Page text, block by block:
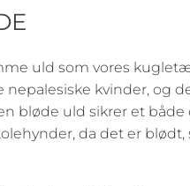
uld som vores
kvinder, og
bløde uld sikrer et
da det er